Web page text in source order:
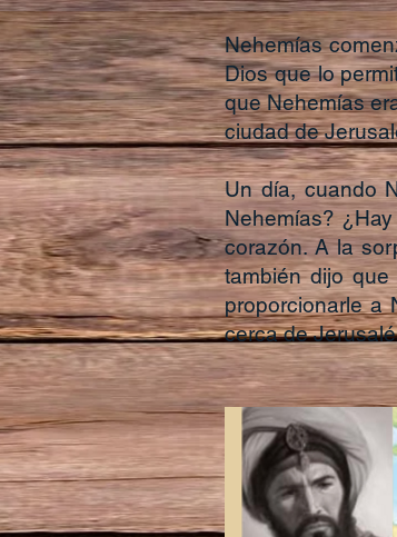
Nehemías
Dios que lo
que Nehemías
ciudad de
Un día, cuando
Nehemías?
corazón. A la
también dijo
proporcionarle a
cerca de